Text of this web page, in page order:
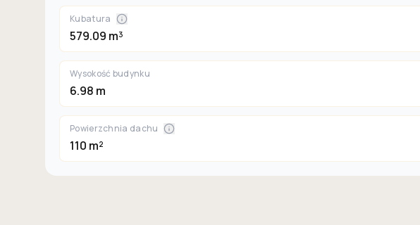
Kubatura
579.09 m³
Wysokość budynku
6.98 m
Powierzchnia dachu
110 m²